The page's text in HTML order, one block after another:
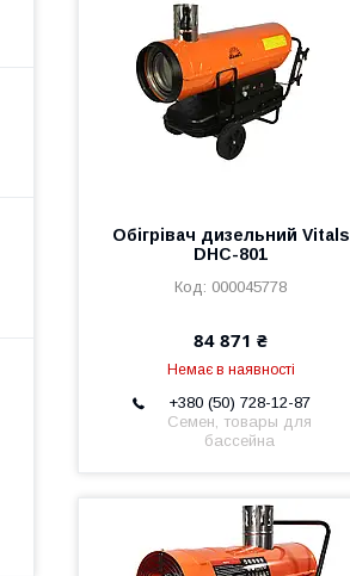
Обігрівач дизельний Vitals
DHC-801
000045778
84 871 ₴
Немає в наявності
+380 (50) 728-12-87
Семен, товары для
бассейна